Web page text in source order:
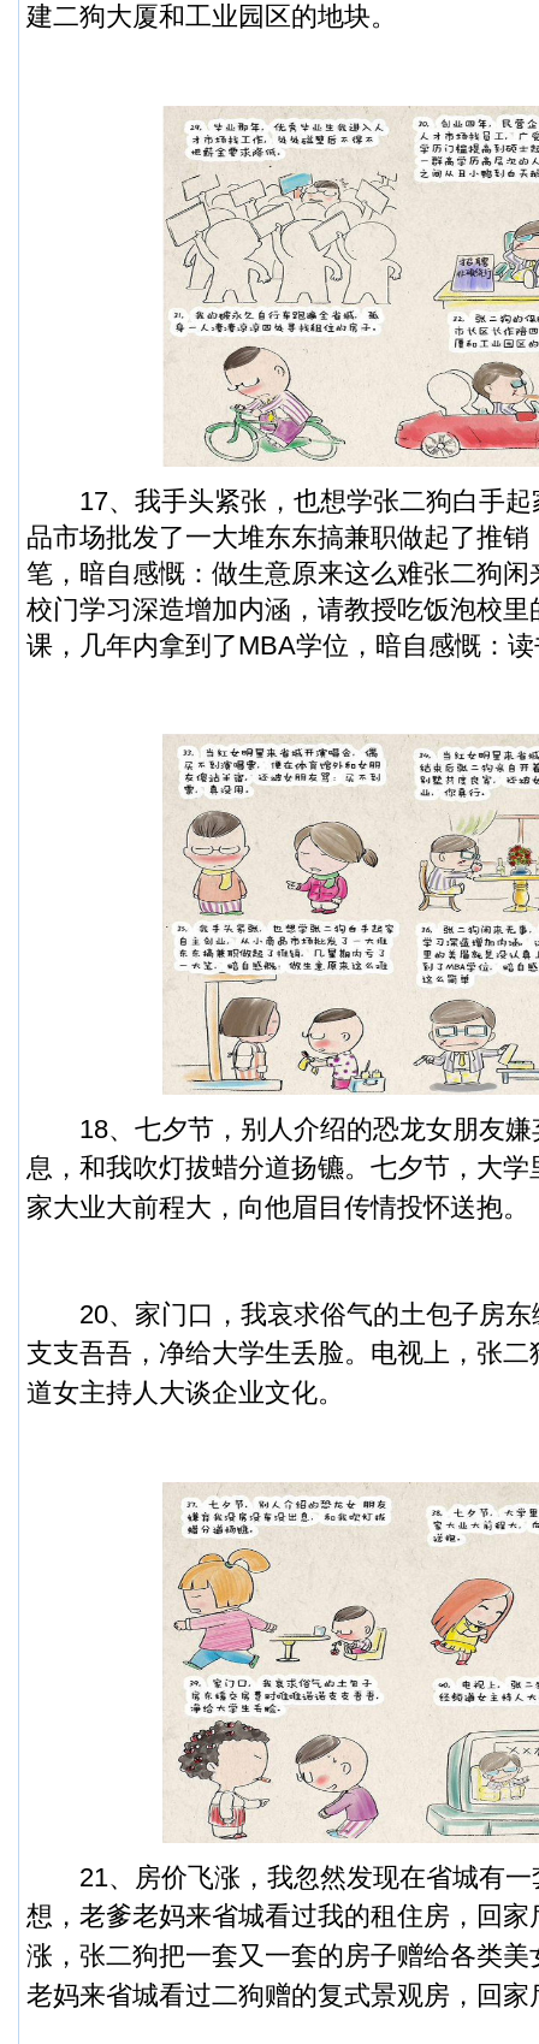
建二狗大厦和工业园区的地块。
17、我手头紧张，也想学张二狗白手起
品市场批发了一大堆东东搞兼职做起了推
笔，暗自感慨：做生意原来这么难张二狗
校门学习深造增加内涵，请教授吃饭泡校
课，几年内拿到了MBA学位，暗自感慨：
18、七夕节，别人介绍的恐龙女朋友嫌
息，和我吹灯拔蜡分道扬镳。 七夕节，大学
家大业大前程大，向他眉目传情投怀送抱。
20、家门口，我哀求俗气的土包子房东
支支吾吾，净给大学生丢脸。 电视上，张二
道女主持人大谈企业文化。
21、房价飞涨，我忽然发现在省城有一
想，老爹老妈来省城看过我的租住房，回家
涨，张二狗把一套又一套的房子赠给各类
老妈来省城看过二狗赠的复式景观房，回家